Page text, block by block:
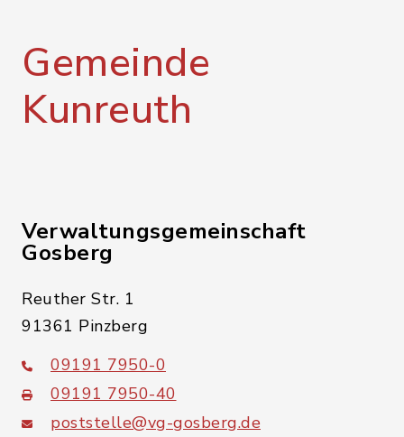
Gemeinde
Kunreuth
Verwaltungsgemeinschaft
Gosberg
Reuther Str. 1
91361 Pinzberg
09191 7950-0
09191 7950-40
poststelle@vg-gosberg.de